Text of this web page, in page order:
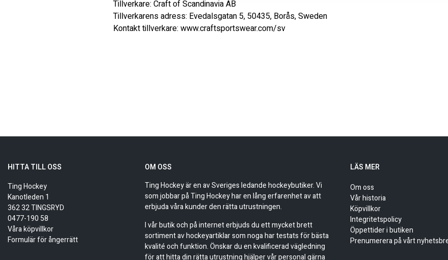
Tillverkare: Craft of Scandinavia AB
Tillverkarens adress: Evedalsgatan 5, 50435, Borås, Sweden
Kontakt tillverkare: www.craftsportswear.com/sv
HITTA TILL OSS
Ting Hockey
Kanotleden 1
362 32 TINGSRYD
0477-190 58
Våra köpvillkor
Formulär för ångerrätt
OM OSS
Ting Hockey är en av Sveriges ledande hockeybutiker. Vi
som jobbar på Ting Hockey har en lång erfarenhet av att
erbjuda våra kunder den rätta utrustningen.
I vår butik och på internet erbjuds du ett mycket brett
sortiment av hockeyartiklar som noga har testats för bästa
kvalité och funktion. Önskar du en kvalificerad vägledning
för att hitta din rätta utrustning hjälper vår personal gärna
LÄS MER
Om oss
Vår historia
Köpvillkor
Integritetspolicy
Öppettider i butiken
Prenumerera på vårt